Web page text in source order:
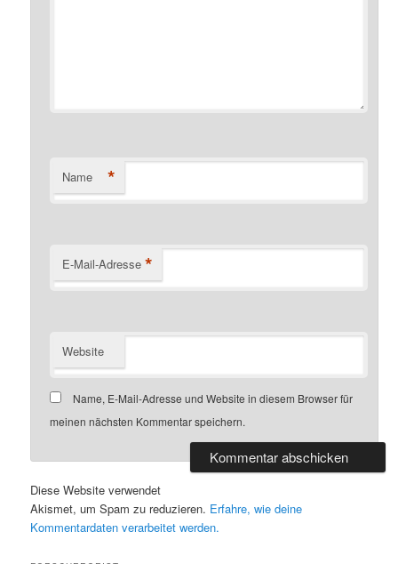
Name *
E-Mail-Adresse *
Website
Name, E-Mail-Adresse und Website in diesem Browser für
meinen nächsten Kommentar speichern.
Diese Website verwendet
Akismet, um Spam zu reduzieren. Erfahre, wie deine
Kommentardaten verarbeitet werden.